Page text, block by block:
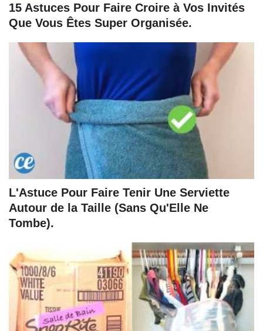
15 Astuces Pour Faire Croire à Vos Invités
Que Vous Êtes Super Organisée.
L'Astuce Pour Faire Tenir Une Serviette
Autour de la Taille (Sans Qu'Elle Ne
Tombe).